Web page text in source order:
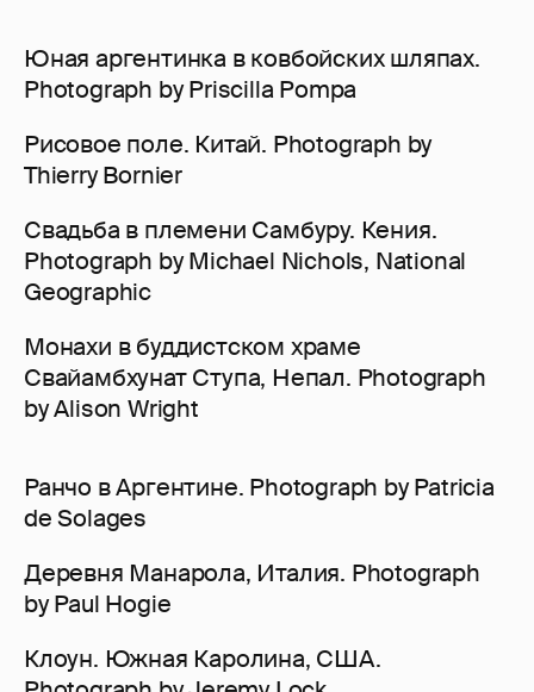
Юная аргентинка в ковбойских шляпах.
Photograph by Priscilla Pompa
Рисовое поле. Китай. Photograph by
Thierry Bornier
Свадьба в племени Самбуру. Кения.
Photograph by Michael Nichols, National
Geographic
Монахи в буддистском храме
Свайамбхунат Ступа, Непал. Photograph
by Alison Wright
Ранчо в Аргентине. Photograph by Patricia
de Solages
Деревня Манарола, Италия. Photograph
by Paul Hogie
Клоун. Южная Каролина, США.